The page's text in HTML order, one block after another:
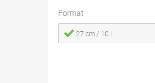
Format
27 cm / 10 L